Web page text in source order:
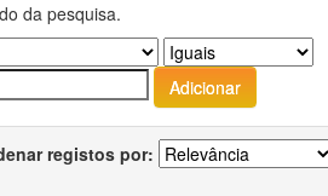
da pesquisa.
registos por: